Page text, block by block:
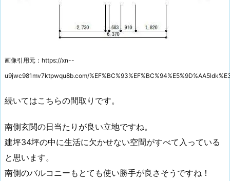
画像引用元：https://xn--
u9jwc981mv7ktpwqu8b.com/
続いてはこちらの間取りです。
南側玄関の日当たりが良い立地ですね。
建坪34坪の中に生活に欠かせない空間がすべて入っている
と思います。
南側のバルコニーもとても使い勝手が良さそうですね！